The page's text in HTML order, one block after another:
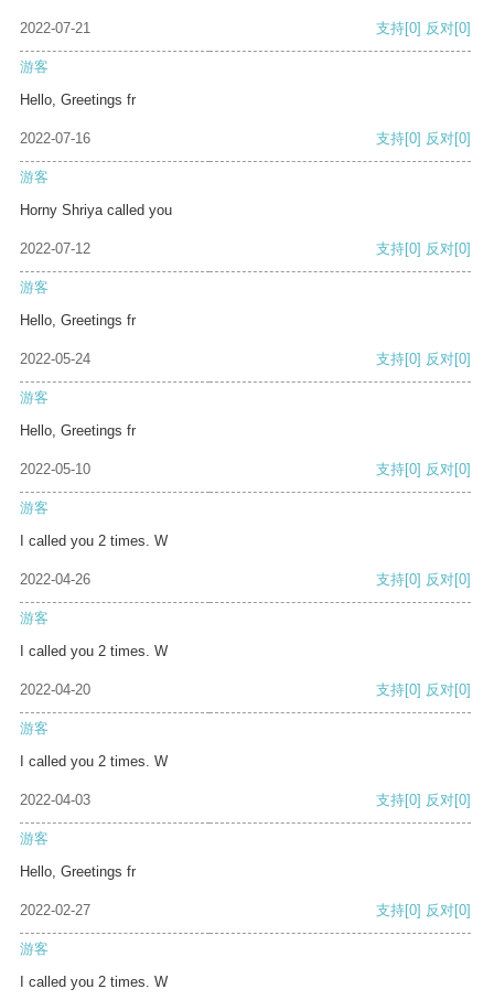
2022-07-21 支持[0] 反对[0]
游客
Hello, Greetings fr
2022-07-16 支持[0] 反对[0]
游客
Horny Shriya called you
2022-07-12 支持[0] 反对[0]
游客
Hello, Greetings fr
2022-05-24 支持[0] 反对[0]
游客
Hello, Greetings fr
2022-05-10 支持[0] 反对[0]
游客
I called you 2 times. W
2022-04-26 支持[0] 反对[0]
游客
I called you 2 times. W
2022-04-20 支持[0] 反对[0]
游客
I called you 2 times. W
2022-04-03 支持[0] 反对[0]
游客
Hello, Greetings fr
2022-02-27 支持[0] 反对[0]
游客
I called you 2 times. W